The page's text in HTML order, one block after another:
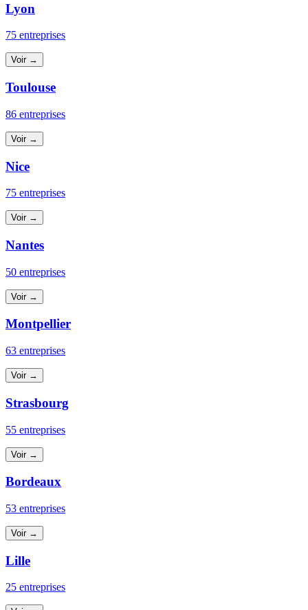
Lyon
75 entreprises
Voir →
Toulouse
86 entreprises
Voir →
Nice
75 entreprises
Voir →
Nantes
50 entreprises
Voir →
Montpellier
63 entreprises
Voir →
Strasbourg
55 entreprises
Voir →
Bordeaux
53 entreprises
Voir →
Lille
25 entreprises